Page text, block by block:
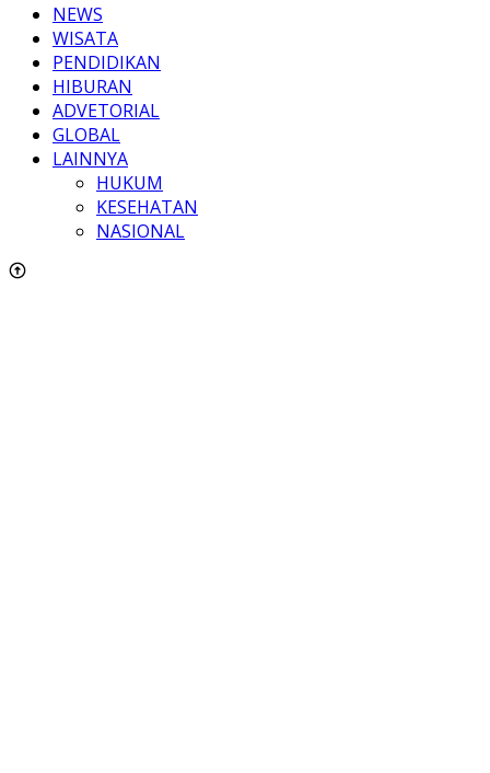
NEWS
WISATA
PENDIDIKAN
HIBURAN
ADVETORIAL
GLOBAL
LAINNYA
HUKUM
KESEHATAN
NASIONAL